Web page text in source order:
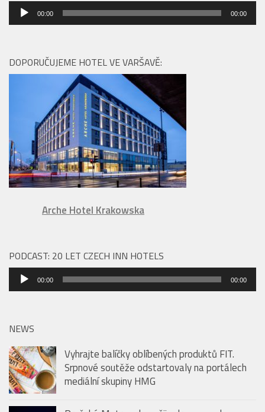
Audio
přehrávač
00:00 00:00
DOPORUČUJEME HOTEL VE VARŠAVĚ:
Arche Hotel Krakowska
PODCAST: 20 LET CZECH INN HOTELS
Audio
přehrávač
00:00 00:00
NEWS
Vyhrajte balíčky oblíbených produktů FIT.
Srpnové soutěže odstartovaly na portálech
mediální skupiny HMG